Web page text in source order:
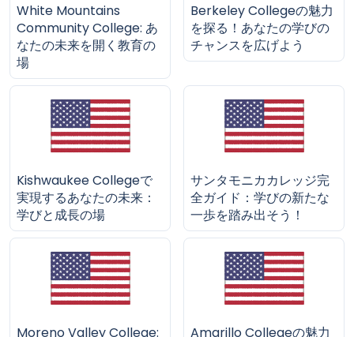
White Mountains
Community College: あ
なたの未来を開く教育の
場
Berkeley Collegeの魅力
を探る！あなたの学びの
チャンスを広げよう
Kishwaukee Collegeで
実現するあなたの未来：
学びと成長の場
サンタモニカカレッジ完
全ガイド：学びの新たな
一歩を踏み出そう！
Moreno Valley College: Amarillo Collegeの魅力